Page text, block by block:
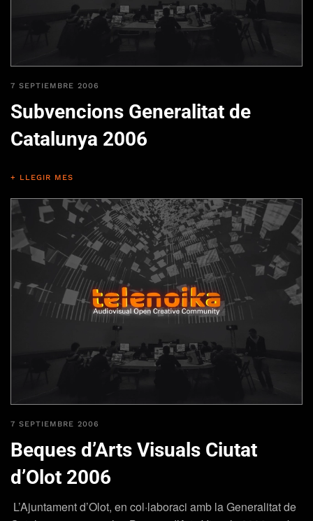
7 SEPTIEMBRE 2006
Subvencions Generalitat de
Catalunya 2006
+ LLEGIR MES
7 SEPTIEMBRE 2006
Beques d’Arts Visuals Ciutat
d’Olot 2006
L’Ajuntament d’Olot, en col·laboraci amb la Generalitat de